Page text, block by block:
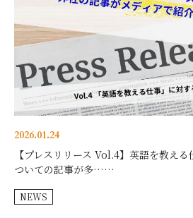
2026.01.24
【プレスリリース Vol.4】英語を教え
ついての記事が多……
NEWS